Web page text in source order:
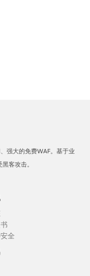
强大的免费WAF。基于业
客攻击。
全